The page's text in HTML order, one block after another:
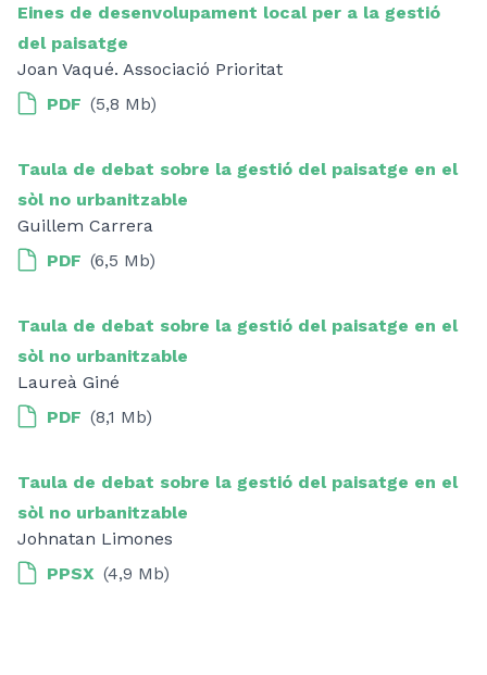
Eines de desenvolupament local per a la gestió
del paisatge
Joan Vaqué. Associació Prioritat
PDF (5,8 Mb)
Taula de debat sobre la gestió del paisatge en el
sòl no urbanitzable
Guillem Carrera
PDF (6,5 Mb)
Taula de debat sobre la gestió del paisatge en el
sòl no urbanitzable
Laureà Giné
PDF (8,1 Mb)
Taula de debat sobre la gestió del paisatge en el
sòl no urbanitzable
Johnatan Limones
PPSX (4,9 Mb)